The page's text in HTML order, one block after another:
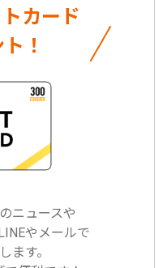
カード
！
ニュースや
やメールで
ます。